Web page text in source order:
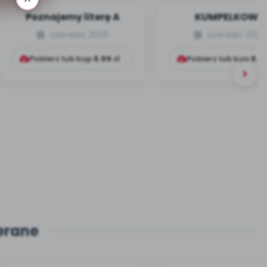
Poznajemy literę A
Pobierz lub kup8.99zł
KUMPELKOWO
Pobierz lub kup